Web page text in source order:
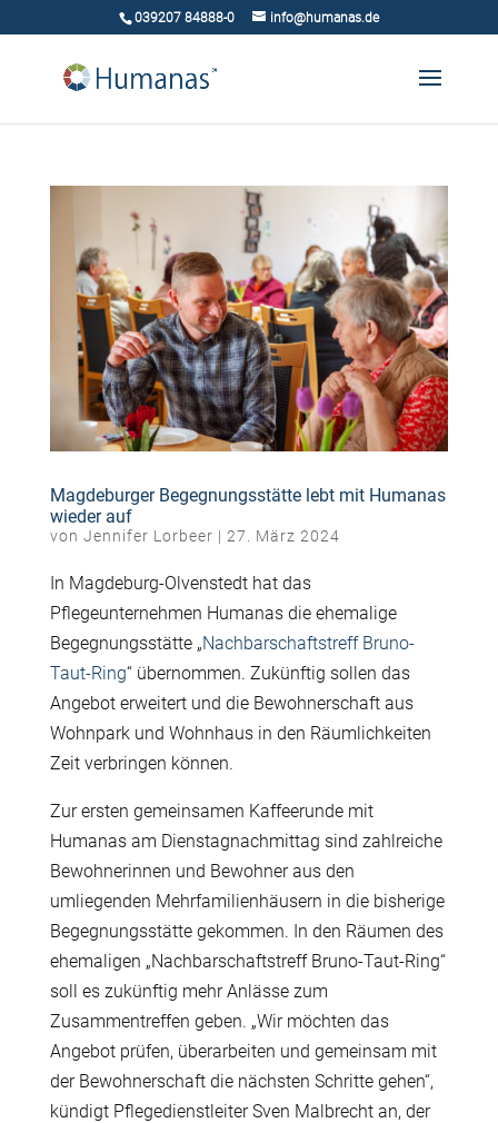
039207 84888-0 info@humanas.de
Magdeburger Begegnungsstätte lebt mit Humanas
wieder auf
von Jennifer Lorbeer | 27. März 2024
In Magdeburg-Olvenstedt hat das
Pflegeunternehmen Humanas die ehemalige
Begegnungsstätte „Nachbarschaftstreff Bruno-
Taut-Ring“ übernommen. Zukünftig sollen das
Angebot erweitert und die Bewohnerschaft aus
Wohnpark und Wohnhaus in den Räumlichkeiten
Zeit verbringen können.
Zur ersten gemeinsamen Kaffeerunde mit
Humanas am Dienstagnachmittag sind zahlreiche
Bewohnerinnen und Bewohner aus den
umliegenden Mehrfamilienhäusern in die bisherige
Begegnungsstätte gekommen. In den Räumen des
ehemaligen „Nachbarschaftstreff Bruno-Taut-Ring“
soll es zukünftig mehr Anlässe zum
Zusammentreffen geben. „Wir möchten das
Angebot prüfen, überarbeiten und gemeinsam mit
der Bewohnerschaft die nächsten Schritte gehen“,
kündigt Pflegedienstleiter Sven Malbrecht an, der